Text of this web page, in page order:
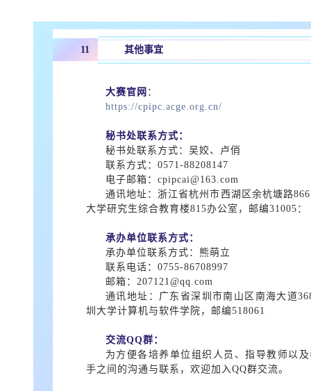
11 其他事宜
大赛官网 ：
https://cpipc.acge.org.cn/
秘书处联系方式：
秘书处联系方式：吴姣、卢俏
联系方式：0571-88208147
电子邮箱：cpipcai@163.com
通讯地址：浙江省杭州市西湖区余杭塘路
大学研究生综合教育楼815办公室，邮编31005：
承办单位联系方式：
承办单位联系方式：熊萌立
联系电话：0755-86708997
邮箱：207121@qq.com
通讯地址：广东省深圳市南山区南海大道
圳大学计算机与软件学院，邮编518061
交流QQ群：
为方便各培养单位组织人员、指导教师以
手之间的沟通与联系，欢迎加入QQ群交流。